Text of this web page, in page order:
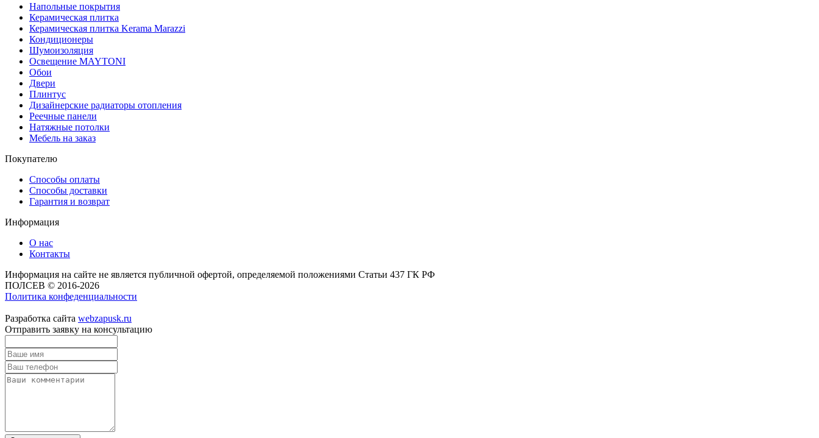
Напольные покрытия
Керамическая плитка
Керамическая плитка Kerama Marazzi
Кондиционеры
Шумоизоляция
Освещение MAYTONI
Обои
Двери
Плинтус
Дизайнерские радиаторы отопления
Реечные панели
Натяжные потолки
Мебель на заказ
Покупателю
Способы оплаты
Способы доставки
Гарантия и возврат
Информация
О нас
Контакты
Информация на сайте не является публичной офертой, определяемой положениями Статьи 437 ГК РФ
ПОЛСЕВ © 2016-2026
Политика конфеденциальности
Разработка сайта webzapusk.ru
Отправить заявку на консультацию